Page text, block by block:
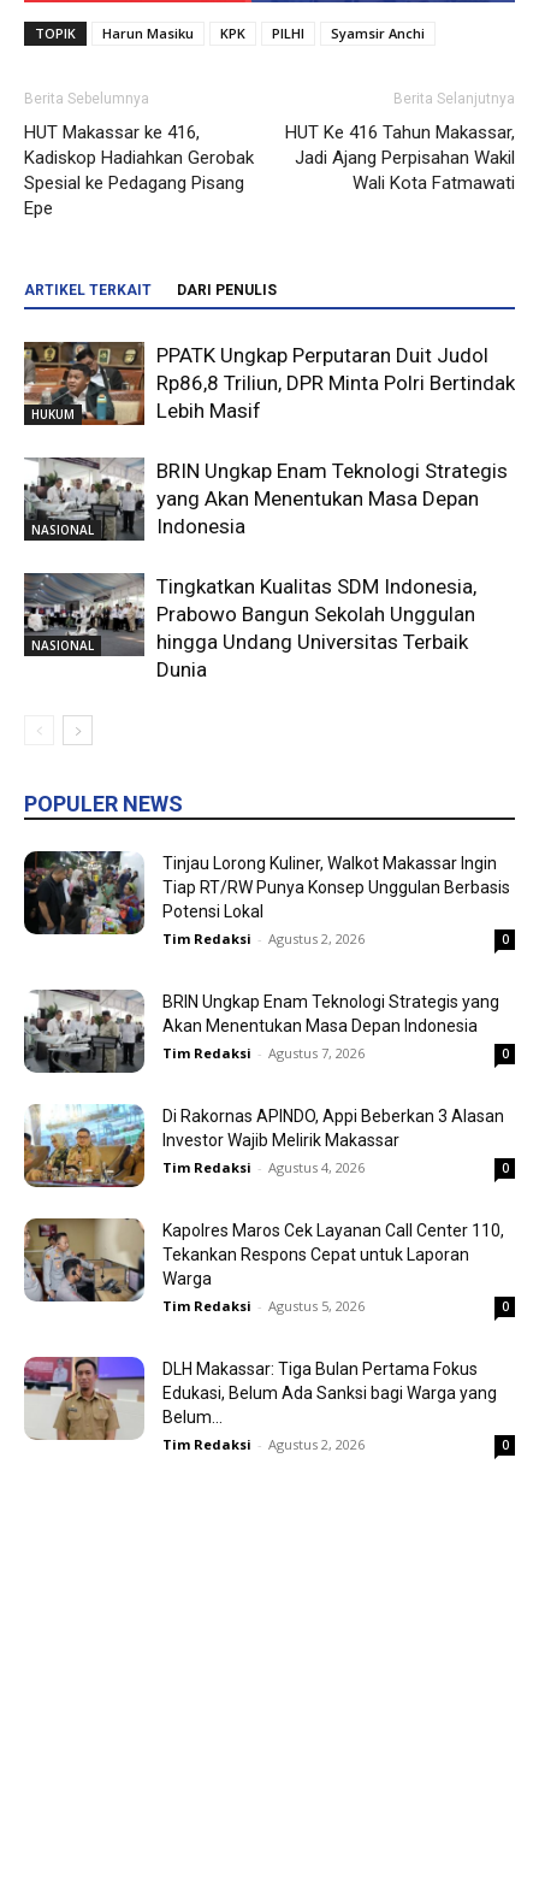
TOPIK Harun Masiku KPK PILHI Syamsir Anchi
Berita Sebelumnya
HUT Makassar ke 416,
Kadiskop Hadiahkan Gerobak
Spesial ke Pedagang Pisang
Epe
Berita Selanjutnya
HUT Ke 416 Tahun Makassar,
Jadi Ajang Perpisahan Wakil
Wali Kota Fatmawati
ARTIKEL TERKAIT DARI PENULIS
HUKUM
PPATK Ungkap Perputaran Duit Judol
Rp86,8 Triliun, DPR Minta Polri Bertindak
Lebih Masif
NASIONAL
BRIN Ungkap Enam Teknologi Strategis
yang Akan Menentukan Masa Depan
Indonesia
NASIONAL
Tingkatkan Kualitas SDM Indonesia,
Prabowo Bangun Sekolah Unggulan
hingga Undang Universitas Terbaik
Dunia
POPULER NEWS
Tinjau Lorong Kuliner, Walkot Makassar Ingin
Tiap RT/RW Punya Konsep Unggulan Berbasis
Potensi Lokal
Tim Redaksi - Agustus 2, 2026 0
BRIN Ungkap Enam Teknologi Strategis yang
Akan Menentukan Masa Depan Indonesia
Tim Redaksi - Agustus 7, 2026 0
Di Rakornas APINDO, Appi Beberkan 3 Alasan
Investor Wajib Melirik Makassar
Tim Redaksi - Agustus 4, 2026 0
Kapolres Maros Cek Layanan Call Center 110,
Tekankan Respons Cepat untuk Laporan
Warga
Tim Redaksi - Agustus 5, 2026 0
DLH Makassar: Tiga Bulan Pertama Fokus
Edukasi, Belum Ada Sanksi bagi Warga yang
Belum...
Tim Redaksi - Agustus 2, 2026 0